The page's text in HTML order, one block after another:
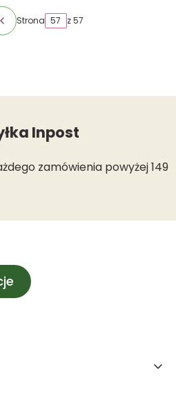
pierwszej strony z produktami
Strona z 57
Inpost
zamówienia powyżej 149